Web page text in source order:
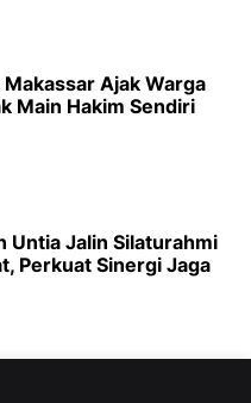
Ajak Warga
Main Hakim Sendiri
Untia Jalin Silaturahmi
Perkuat Sinergi Jaga